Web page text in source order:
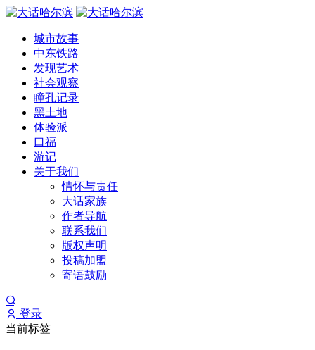
城市故事
中东铁路
发现艺术
社会观察
瞳孔记录
黑土地
体验派
口福
游记
关于我们
情怀与责任
大话家族
作者导航
联系我们
版权声明
投稿加盟
寄语鼓励
登录
当前标签